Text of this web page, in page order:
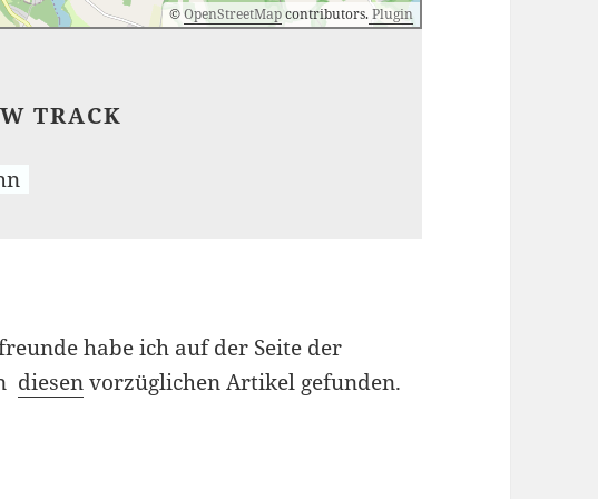
©OpenStreetMapcontributors.Plugin
TRACK
habe ich auf der Seite der
diesenvorzüglichen Artikel gefunden.